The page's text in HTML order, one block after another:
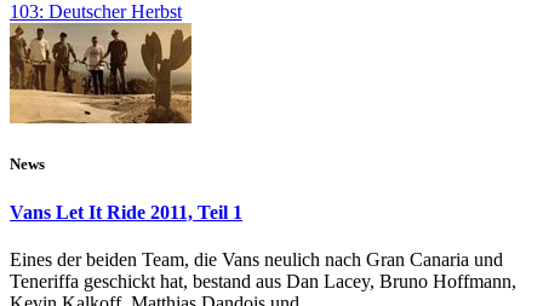
103: Deutscher Herbst
News
Vans Let It Ride 2011, Teil 1
Eines der beiden Team, die Vans neulich nach Gran Canaria und
Teneriffa geschickt hat, bestand aus Dan Lacey, Bruno Hoffmann,